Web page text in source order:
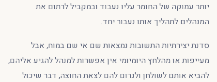
יותר עמוקה של החומר עליו נעבוד ובמקביל לרתום את
המנהלים לתהליך אותו נעבור יחד.
סדנת יצירתיות התשובות נמצאות שם אי שם במוח, אבל
מעייפות או מהלחץ היומיומי אין אפשרות למנהל להגיע אליהם,
להביא אותם לשולחן ולגרום להם לצאת החוצה, דבר שיכול